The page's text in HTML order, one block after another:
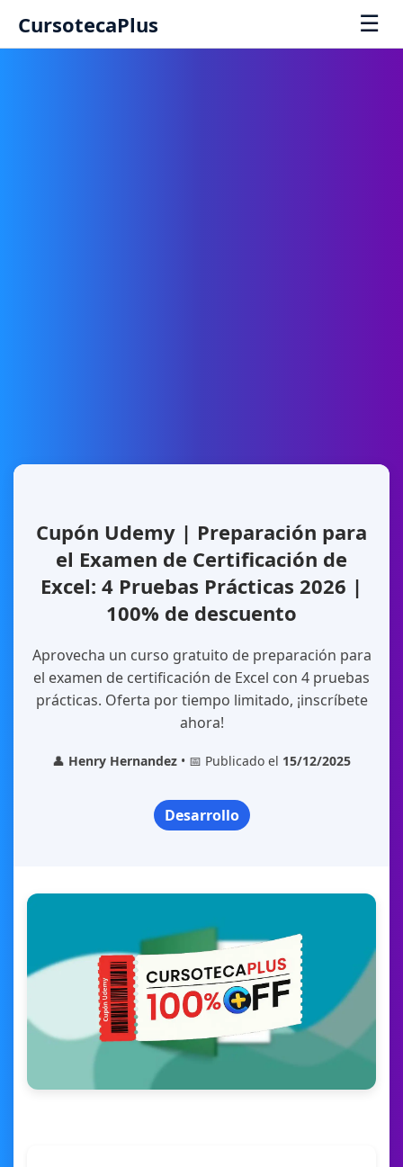
CursotecaPlus ☰
Cupón Udemy | Preparación para
el Examen de Certificación de
Excel: 4 Pruebas Prácticas 2026 |
100% de descuento
Aprovecha un curso gratuito de preparación para
el examen de certificación de Excel con 4 pruebas
prácticas. Oferta por tiempo limitado, ¡inscríbete
ahora!
👤 Henry Hernandez • 📅 Publicado el 15/12/2025
Desarrollo